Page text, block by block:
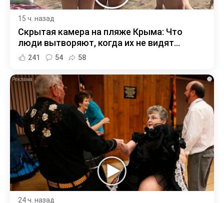
15 ч. назад
Скрытая камера на пляже Крыма: Что
люди вытворяют, когда их не видят...
241 54 58
i
24 ч. назад